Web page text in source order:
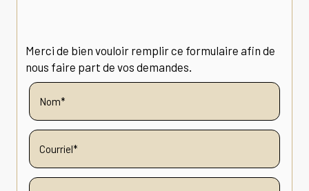
Merci de bien vouloir remplir ce formulaire afin de
nous faire part de vos demandes.